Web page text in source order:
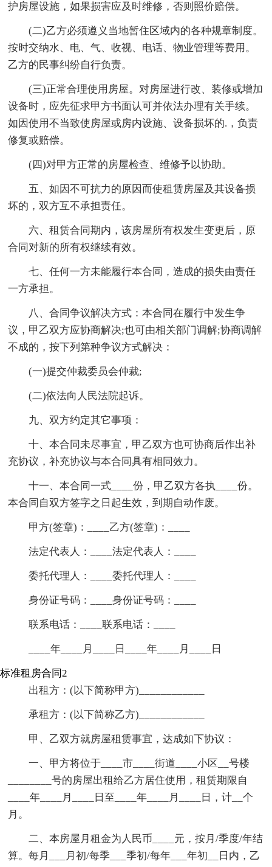
护房屋设施，如果损害应及时维修，否则照价赔偿。
(二)乙方必须遵义当地暂住区域内的各种规章制度。
按时交纳水、电、气、收视、电话、物业管理等费用。
乙方的民事纠纷自行负责。
(三)正常合理使用房屋。对房屋进行改、装修或增加
设备时，应先征求甲方书面认可并依法办理有关手续。
如因使用不当致使房屋或房内设施、设备损坏的.，负责
修复或赔偿。
(四)对甲方正常的房屋检查、维修予以协助。
五、如因不可抗力的原因而使租赁房屋及其设备损
坏的，双方互不承担责任。
六、租赁合同期内，该房屋所有权发生变更后，原
合同对新的所有权继续有效。
七、任何一方未能履行本合同，造成的损失由责任
一方承担。
八、合同争议解决方式：本合同在履行中发生争
议，甲乙双方应协商解决;也可由相关部门调解;协商调解
不成的，按下列第种争议方式解决：
(一)提交仲裁委员会仲裁;
(二)依法向人民法院起诉。
九、双方约定其它事项：
十、本合同未尽事宜，甲乙双方也可协商后作出补
充协议，补充协议与本合同具有相同效力。
十一、本合同一式____份，甲乙双方各执____份。
本合同自双方签字之日起生效，到期自动作废。
甲方(签章)：____乙方(签章)：____
法定代表人：____法定代表人：____
委托代理人：____委托代理人：____
身份证号码：____身份证号码：____
联系电话：____联系电话：____
____年____月____日____年____月____日
标准租房合同2
出租方：(以下简称甲方)____________
承租方：(以下简称乙方)____________
甲、乙双方就房屋租赁事宜，达成如下协议：
一、甲方将位于____市____街道____小区__号楼
________号的房屋出租给乙方居住使用，租赁期限自
____年____月____日至____年____月____日，计__个
月。
二、本房屋月租金为人民币____元，按月/季度/年结
算。每月___月初/每季___季初/每年___年初__日内，乙